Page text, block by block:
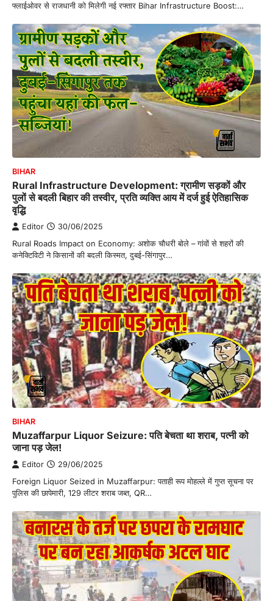
फ्लाईओवर से राजधानी को मिलेगी नई रफ्तार Bihar Infrastructure Boost:…
BIHAR
Rural Infrastructure Development: ग्रामीण सड़कों और
पुलों से बदली बिहार की तस्वीर, प्रति व्यक्ति आय में दर्ज हुई ऐतिहासिक
वृद्धि
Editor 30/06/2025
Rural Roads Impact on Economy: अशोक चौधरी बोले – गांवों से शहरों की
कनेक्टिविटी ने किसानों की बदली किस्मत, दुबई-सिंगापुर…
BIHAR
Muzaffarpur Liquor Seizure: पति बेचता था शराब, पत्नी को
जाना पड़ जेल!
Editor 29/06/2025
Foreign Liquor Seized in Muzaffarpur: पताही रूप मोहल्ले में गुप्त सूचना पर
पुलिस की छापेमारी, 129 लीटर शराब जब्त, QR…